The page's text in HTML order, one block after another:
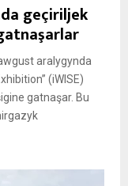
geçiriljek
aralygynda
(iWISE)
gatnaşar. Bu